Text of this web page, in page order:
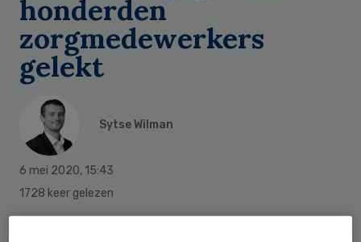
honderden
zorgmedewerkers
gelekt
Sytse Wilman
6 mei 2020, 15:43
1728 keer gelezen